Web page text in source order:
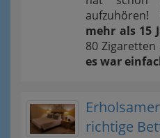
mehr als 15
80
es war
richtige